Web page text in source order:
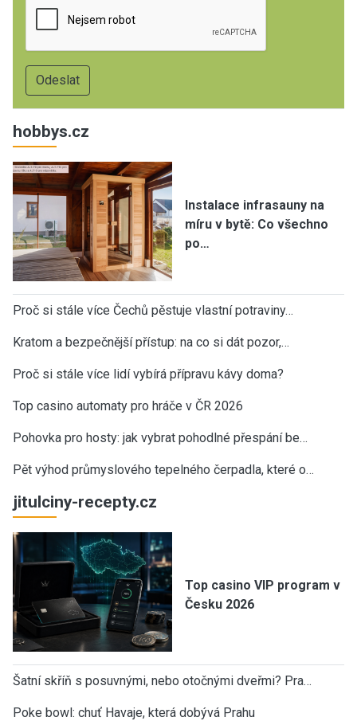
hobbys.cz
Instalace infrasauny na
míru v bytě: Co všechno
po…
Proč si stále více Čechů pěstuje vlastní potraviny…
Kratom a bezpečnější přístup: na co si dát pozor,…
Proč si stále více lidí vybírá přípravu kávy doma?
Top casino automaty pro hráče v ČR 2026
Pohovka pro hosty: jak vybrat pohodlné přespání be…
Pět výhod průmyslového tepelného čerpadla, které o…
jitulciny-recepty.cz
Top casino VIP program v
Česku 2026
Šatní skříň s posuvnými, nebo otočnými dveřmi? Pra…
Poke bowl: chuť Havaje, která dobývá Prahu